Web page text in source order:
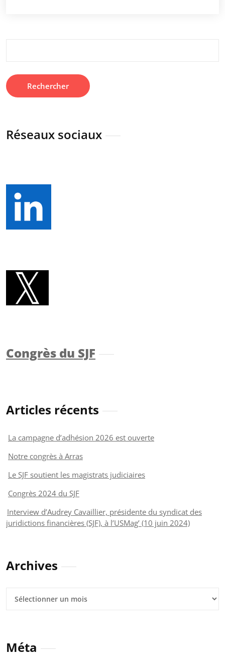
Réseaux sociaux
Congrès du SJF
Articles récents
La campagne d’adhésion 2026 est ouverte
Notre congrès à Arras
Le SJF soutient les magistrats judiciaires
Congrès 2024 du SJF
Interview d’Audrey Cavaillier, présidente du syndicat des
juridictions financières (SJF), à l’USMag’ (10 juin 2024)
Archives
Méta